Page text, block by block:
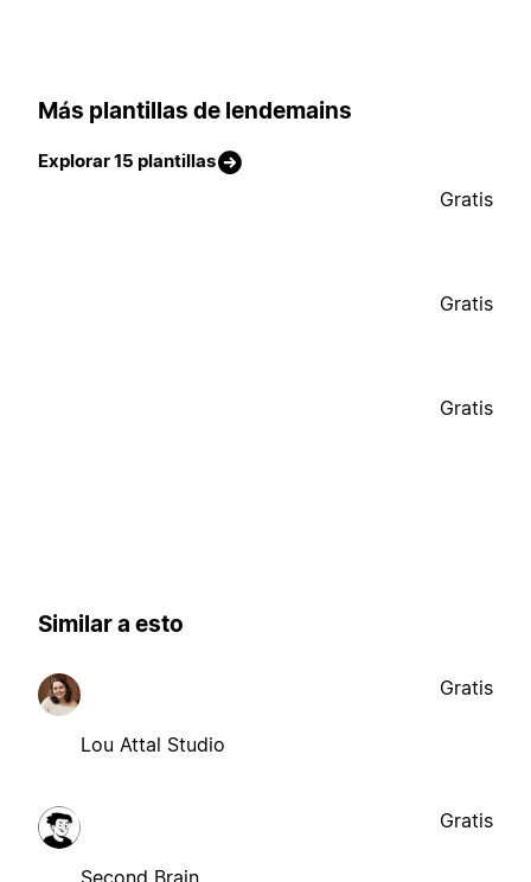
Más plantillas de lendemains
Explorar 15 plantillas
Gratis
Gratis
Gratis
Similar a esto
Lou Attal Studio
Gratis
Second Brain
Gratis